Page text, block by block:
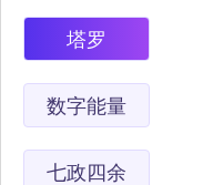
塔罗
数字能量
七政四余